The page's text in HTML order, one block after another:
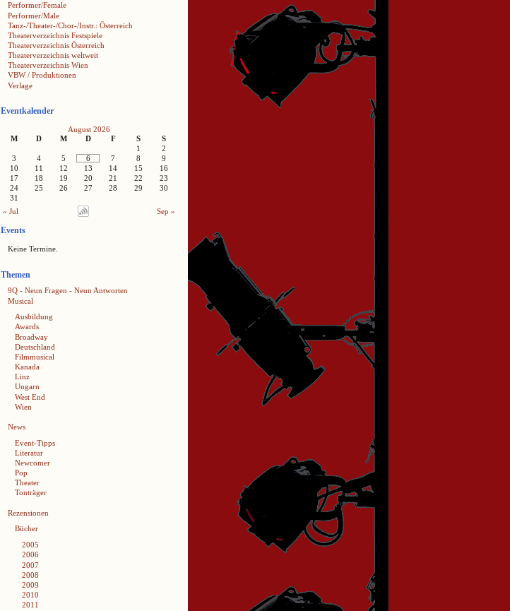
Performer/Female
Performer/Male
Tanz-/Theater-/Chor-/Instr.: Österreich
Theaterverzeichnis Festspiele
Theaterverzeichnis Österreich
Theaterverzeichnis weltweit
Theaterverzeichnis Wien
VBW / Produktionen
Verlage
Eventkalender
August 2026
M
D M D F S
S
1
2
3
4 5 6 7 8
9
10
11 12 13 14 15
16
17
18 19 20 21 22
23
24
25 26 27 28 29
30
31
« Jul
Sep »
Events
Keine Termine.
Themen
9Q - Neun Fragen - Neun Antworten
Musical
Ausbildung
Awards
Broadway
Deutschland
Filmmusical
Kanada
Linz
Ungarn
West End
Wien
News
Event-Tipps
Literatur
Newcomer
Pop
Theater
Tonträger
Rezensionen
Bücher
2005
2006
2007
2008
2009
2010
2011